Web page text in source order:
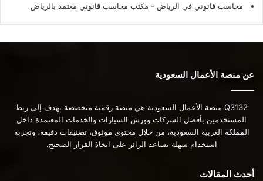
محاسب قانوني في الرياض - مكتب محاسب قانوني معتمد بالرياض
عن منصة الأعمال السعودية
Q3132 منصة الأعمال السعودية هي منصة رقمية متخصصة تهدف إلى ربط
المستخدمين بأفضل الشركات وورش السيارات والخدمات المعتمدة داخل
المملكة العربية السعودية، من خلال محتوى موثوق، تصنيفات دقيقة، وتجربة
استخدام سهلة تساعد الزائر على اتخاذ القرار الصحيح.
أحدث المقالات